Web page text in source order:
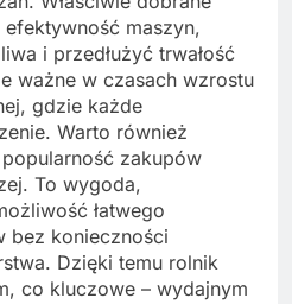
maszyn,
i przedłużyć trwałość
ważne w czasach wzrostu
gdzie każde
Warto również
zakupów
To wygoda,
łatwego
bez konieczności
Dzięki temu rolnik
co kluczowe – wydajnym